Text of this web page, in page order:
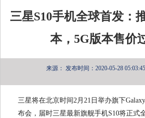
三星S10手机全球首发：
本，5G版本售价
来源： 发布时间：2020-05-28 05:03:45
三星将在北京时间2月21日举办旗下
布会，届时三星最新旗舰手机S10将正式